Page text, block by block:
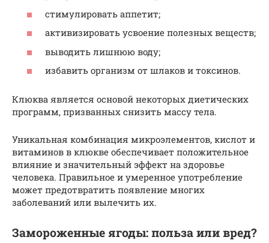
стимулировать аппетит;
активизировать усвоение полезных веществ;
выводить лишнюю воду;
избавить организм от шлаков и токсинов.
Клюква является основой некоторых диетических
программ, призванных снизить массу тела.
Уникальная комбинация микроэлементов, кислот и
витаминов в клюкве обеспечивает положительное
влияние и значительный эффект на здоровье
человека. Правильное и умеренное употребление
может предотвратить появление многих
заболеваний или вылечить их.
Замороженные ягоды: польза или вред?